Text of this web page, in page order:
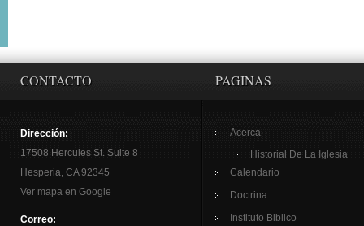
CONTACTO
Dirección:
17508 Hercules St. Suite 8
Hesperia, CA 92345
Ver mapa en Google
Correo:
PAGINAS
Acerca
Historial De La Iglesia
Calendario
Doctrina
Instituto Biblico